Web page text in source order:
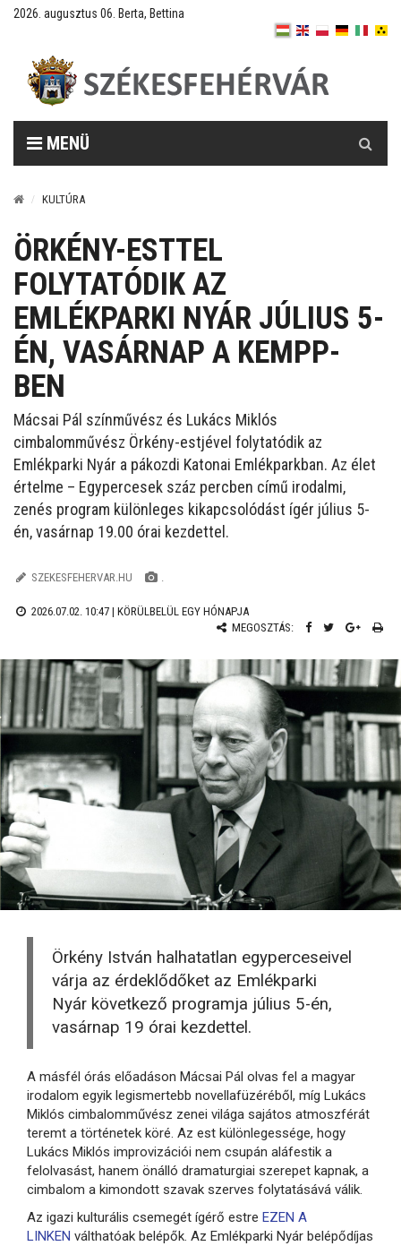
2026. augusztus 06. Berta, Bettina
MENÜ
KULTÚRA
ÖRKÉNY-ESTTEL
FOLYTATÓDIK AZ
EMLÉKPARKI NYÁR JÚLIUS 5-
ÉN, VASÁRNAP A KEMPP-
BEN
Mácsai Pál színművész és Lukács Miklós
cimbalomművész Örkény-estjével folytatódik az
Emlékparki Nyár a pákozdi Katonai Emlékparkban. Az élet
értelme – Egypercesek száz percben című irodalmi,
zenés program különleges kikapcsolódást ígér július 5-
én, vasárnap 19.00 órai kezdettel.
SZEKESFEHERVAR.HU .
2026.07.02. 10:47 | KÖRÜLBELÜL EGY HÓNAPJA
MEGOSZTÁS:
Örkény István halhatatlan egyperceseivel
várja az érdeklődőket az Emlékparki
Nyár következő programja július 5-én,
vasárnap 19 órai kezdettel.
A másfél órás előadáson Mácsai Pál olvas fel a magyar
irodalom egyik legismertebb novellafüzéréből, míg Lukács
Miklós cimbalomművész zenei világa sajátos atmoszférát
teremt a történetek köré. Az est különlegessége, hogy
Lukács Miklós improvizációi nem csupán aláfestik a
felolvasást, hanem önálló dramaturgiai szerepet kapnak, a
cimbalom a kimondott szavak szerves folytatásává válik.
Az igazi kulturális csemegét ígérő estre EZEN A
LINKEN válthatóak belépők. Az Emlékparki Nyár belépődíjas